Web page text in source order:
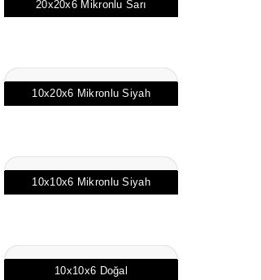
20x20x6 Mikronlu Sarı
10x20x6 Mikronlu Siyah
10x10x6 Mikronlu Siyah
10x10x6 Doğal